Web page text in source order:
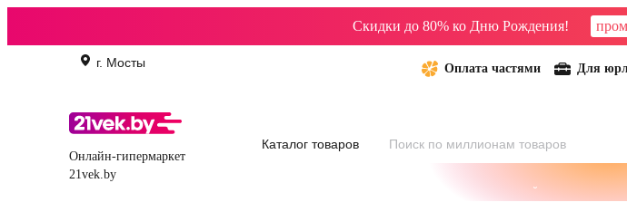
Скидки до 80% ко Дню Рождения!
г. Мосты Оплата частями Для
Онлайн-гипермаркет
21vek.by
Каталог товаров
Все акции